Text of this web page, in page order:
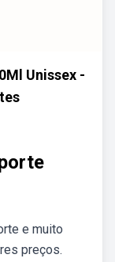
Unissex -
e muito
preços.